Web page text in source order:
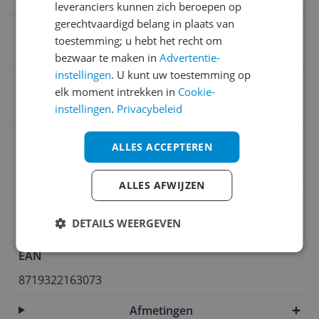
Met deksel
Warmtebron
Houtskool
Geschikt voor aantal personen
EAN
8719322163073
Afmetingen
leveranciers kunnen zich beroepen op
gerechtvaardigd belang in plaats van
toestemming; u hebt het recht om
bezwaar te maken inAdvertentie-
instellingen. U kunt uw toestemming op
elk moment intrekken in Cookie-
instellingen. Privacybeleid
ALLES ACCEPTEREN
ALLES AFWIJZEN
DETAILS WEERGEVEN